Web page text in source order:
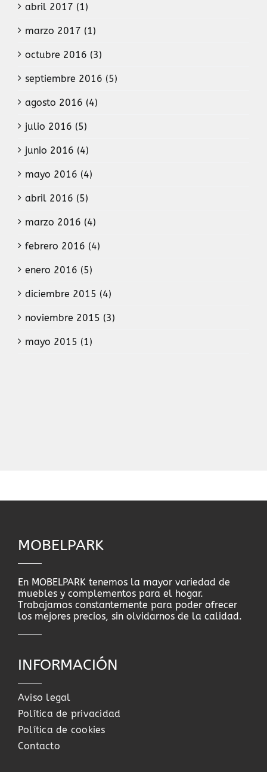
abril 2017 (1)
marzo 2017 (1)
octubre 2016 (3)
septiembre 2016 (5)
agosto 2016 (4)
julio 2016 (5)
junio 2016 (4)
mayo 2016 (4)
abril 2016 (5)
marzo 2016 (4)
febrero 2016 (4)
enero 2016 (5)
diciembre 2015 (4)
noviembre 2015 (3)
mayo 2015 (1)
MOBELPARK
En MOBELPARK tenemos la mayor variedad de
muebles y complementos para el hogar.
Trabajamos constantemente para poder ofrecer
los mejores precios, sin olvidarnos de la calidad.
INFORMACIÓN
Aviso legal
Política de privacidad
Política de cookies
Contacto